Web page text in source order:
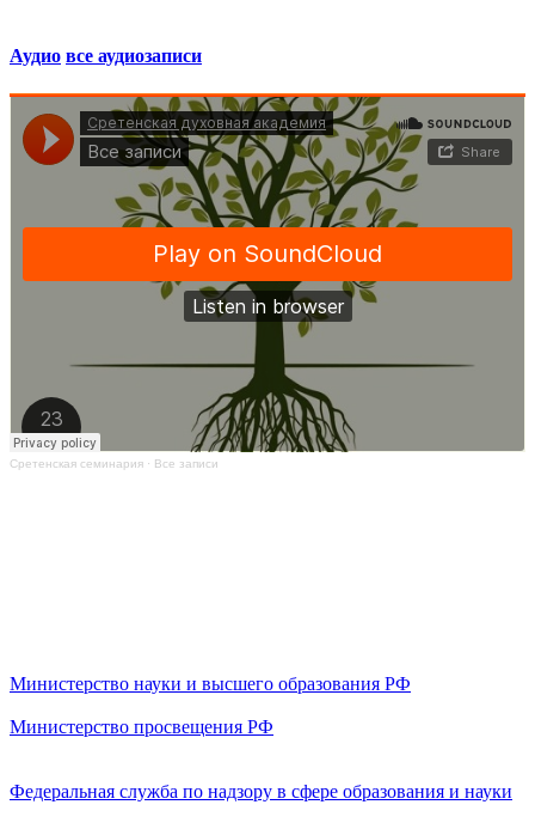
Аудио все аудиозаписи
Сретенская семинария · Все записи
Министерство науки и высшего образования РФ
Министерство просвещения РФ
Федеральная служба по надзору в сфере образования и науки